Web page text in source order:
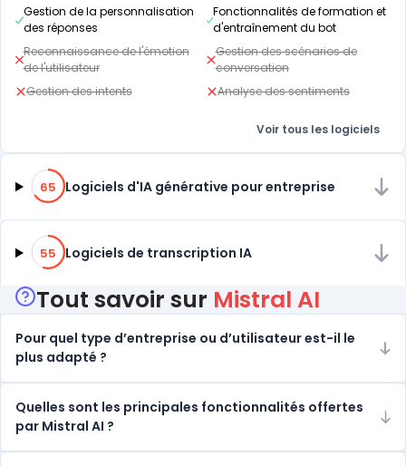
Gestion de la personnalisation
des réponses
Fonctionnalités de formation et
d'entraînement du bot
Reconnaissance de l'émotion
de l'utilisateur
Gestion des scénarios de
conversation
Gestion des intents
Analyse des sentiments
Voir tous les logiciels
65% de compatibilité
65 Logiciels d'IA générative pour entreprise
55% de compatibilité
55 Logiciels de transcription IA
Tout savoir sur Mistral AI
Pour quel type d’entreprise ou d’utilisateur est-il le
plus adapté ?
Quelles sont les principales fonctionnalités offertes
par Mistral AI ?